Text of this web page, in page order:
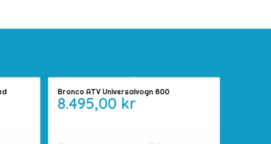
Bronco ATV Universalvogn 800
8.495,00 kr